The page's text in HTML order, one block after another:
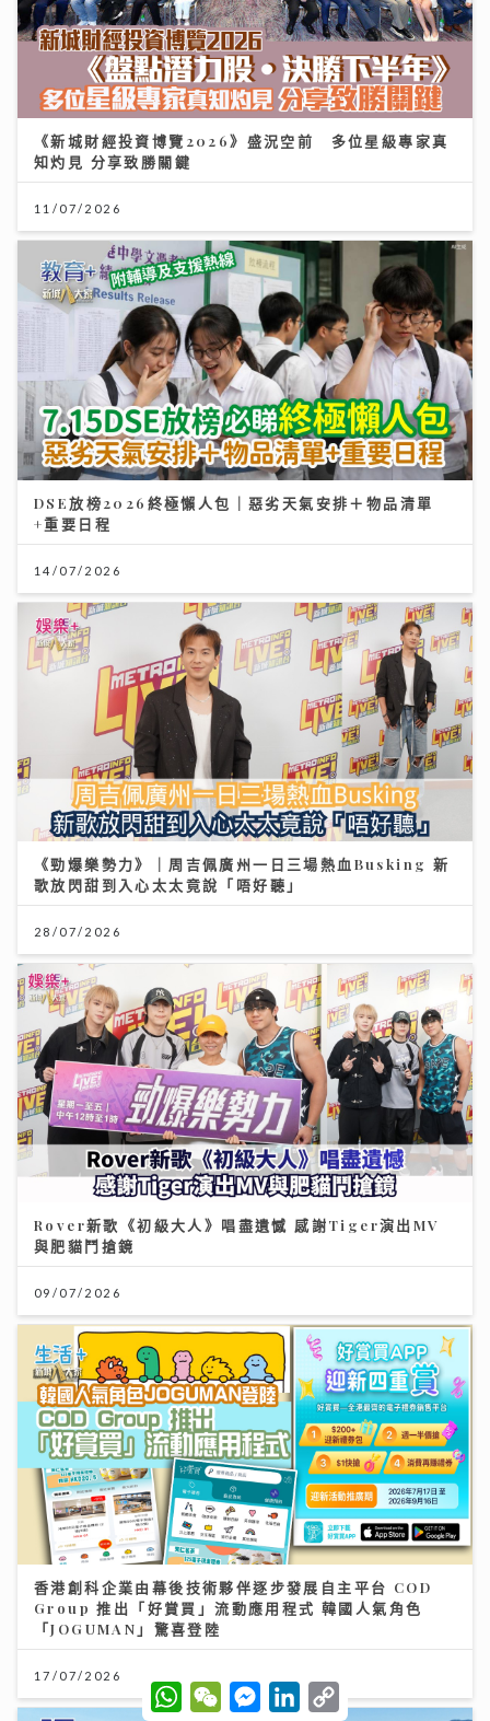
《新城財經投資博覽2026》盛況空前 多位星級專家真
知灼見 分享致勝關鍵
11/07/2026
DSE放榜2026終極懶人包｜惡劣天氣安排＋物品清單
+重要日程
14/07/2026
《勁爆樂勢力》｜周吉佩廣州一日三場熱血Busking 新
歌放閃甜到入心太太竟說「唔好聽」
28/07/2026
Rover新歌《初級大人》唱盡遺憾 感謝Tiger演出MV
與肥貓鬥搶鏡
09/07/2026
香港創科企業由幕後技術夥伴逐步發展自主平台 COD
Group 推出「好賞買」流動應用程式 韓國人氣角色
「JOGUMAN」驚喜登陸
17/07/2026
W
h
W
e
M
e
L
o